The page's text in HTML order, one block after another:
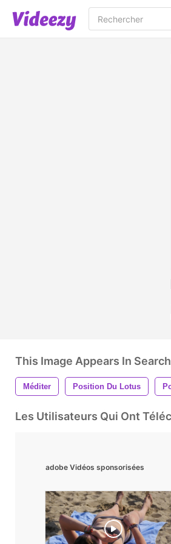
This Image Appears In
Méditer Position Du Lotus
Les Utilisateurs Qui Ont
adobe Vidéos sponsorisées